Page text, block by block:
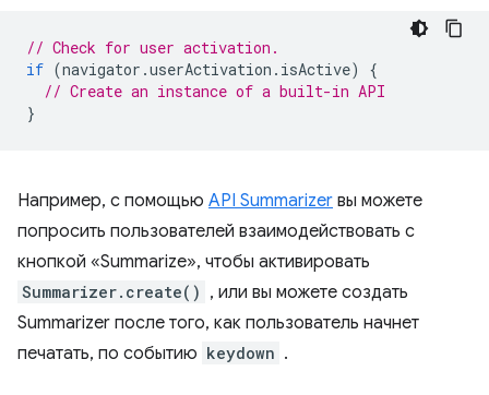
// Check for user activation.
if (navigator .userActivation . isActive)
{
// Create an instance of a built-in API
}
Например, с помощью API Summarizer вы можете
попросить пользователей взаимодействовать с
кнопкой «Summarize», чтобы активировать
Summarizer.create() , или вы можете создать
Summarizer после того, как пользователь начнет
печатать, по событию keydown .